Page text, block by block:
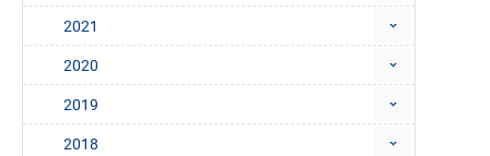
2021
2020
2019
2018